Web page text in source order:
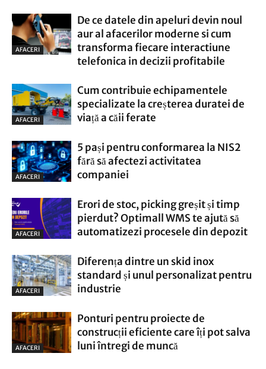
AFACERI
De ce datele din apeluri devin noul
aur al afacerilor moderne si cum
transforma fiecare interactiune
telefonica in decizii profitabile
AFACERI
Cum contribuie echipamentele
specializate la creșterea duratei de
viață a căii ferate
AFACERI
5 pași pentru conformarea la NIS2
fără să afectezi activitatea
companiei
AFACERI
Erori de stoc, picking greșit și timp
pierdut? Optimall WMS te ajută să
automatizezi procesele din depozit
AFACERI
Diferența dintre un skid inox
standard și unul personalizat pentru
industrie
AFACERI
Ponturi pentru proiecte de
construcții eficiente care îți pot salva
luni întregi de muncă